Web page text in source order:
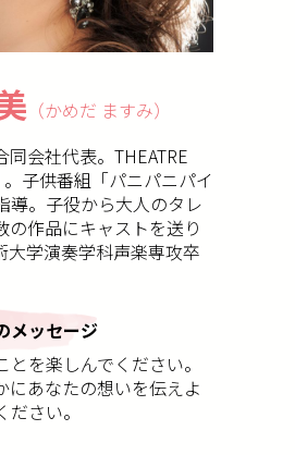
（かめだ ますみ）
同会社代表。THEATRE
。子供番組「パニパニパイ
導。子役から大人のタレ
の作品にキャストを送り
大学演奏学科声楽専攻卒
メッセージ
を楽しんでください。
にあなたの想いを伝えよ
さい。